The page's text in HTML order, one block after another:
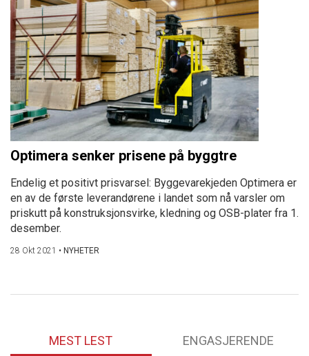
Optimera senker prisene på byggtre
Endelig et positivt prisvarsel: Byggevarekjeden Optimera er
en av de første leverandørene i landet som nå varsler om
priskutt på konstruksjonsvirke, kledning og OSB-plater fra 1.
desember.
28 Okt 2021 • NYHETER
MEST LEST ENGASJERENDE